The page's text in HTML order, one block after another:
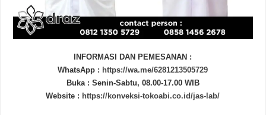
INFORMASI DAN PEMESANAN :
WhatsApp : https://wa.me/6281213505729
Buka : Senin-Sabtu, 08.00-17.00 WIB
Website : https://konveksi-tokoabi.co.id/jas-lab/